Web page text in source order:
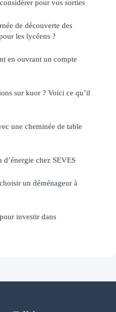
pour vos sorties
de découverte des
les lycéens ?
en ouvrant un compte
sur kuor ? Voici ce qu’il
une cheminée de table
d’énergie chez SEVES
un déménageur à
investir dans